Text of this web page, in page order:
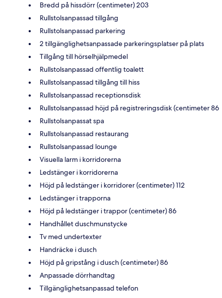
Bredd på hissdörr (centimeter) 203
Rullstolsanpassad tillgång
Rullstolsanpassad parkering
2 tillgänglighetsanpassade parkeringsplatser på plats
Tillgång till hörselhjälpmedel
Rullstolsanpassad offentlig toalett
Rullstolsanpassad tillgång till hiss
Rullstolsanpassad receptionsdisk
Rullstolsanpassad höjd på registreringsdisk (centimeter 86
Rullstolsanpassat spa
Rullstolsanpassad restaurang
Rullstolsanpassad lounge
Visuella larm i korridorerna
Ledstänger i korridorerna
Höjd på ledstänger i korridorer (centimeter) 112
Ledstänger i trapporna
Höjd på ledstänger i trappor (centimeter) 86
Handhållet duschmunstycke
Tv med undertexter
Handräcke i dusch
Höjd på gripstång i dusch (centimeter) 86
Anpassade dörrhandtag
Tillgänglighetsanpassad telefon